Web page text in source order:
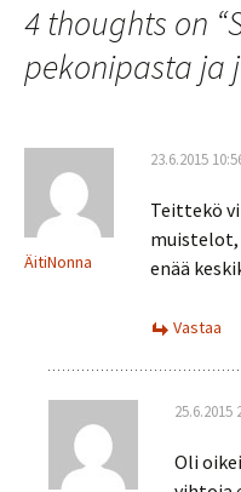
4 thoughts on “
pekonipasta ja
ÄitiNonna
23.6.2015
Teittekö
muistelot,
enää
Vastaa
25.6.2015
Oli